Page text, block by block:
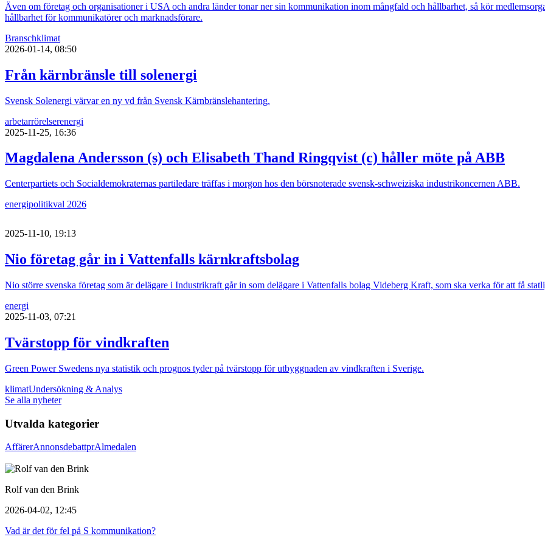
Även om företag och organisationer i USA och andra länder tonar ner sin kommunikation inom mångfald och hållbarhet, så kör
hållbarhet för kommunikatörer och marknadsförare.
Branschklimat
2026-01-14, 08:50
Från kärnbränsle till solenergi
Svensk Solenergi värvar en ny vd från Svensk Kärnbränslehantering.
arbetarrörelserenergi
2025-11-25, 16:36
Magdalena Andersson (s) och Elisabeth Thand Ringqvist (c) håller möte på ABB
Centerpartiets och Socialdemokraternas partiledare träffas i morgon hos den börsnoterade svensk-schweiziska industrikoncernen ABB.
energipolitikval 2026
2025-11-10, 19:13
Nio företag går in i Vattenfalls kärnkraftsbolag
Nio större svenska företag som är delägare i Industrikraft går in som delägare i Vattenfalls bolag Videberg Kraft, som ska verka för att få
energi
2025-11-03, 07:21
Tvärstopp för vindkraften
Green Power Swedens nya statistik och prognos tyder på tvärstopp för utbyggnaden av vindkraften i Sverige.
klimatUndersökning & Analys
Se alla nyheter
Utvalda kategorier
AffärerAnnonsdebattprAlmedalen
Rolf van den Brink
2026-04-02, 12:45
Vad är det för fel på S kommunikation?